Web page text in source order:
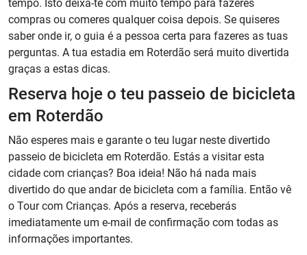
tempo. Isto deixa-te com muito tempo para fazeres
compras ou comeres qualquer coisa depois. Se quiseres
saber onde ir, o guia é a pessoa certa para fazeres as tuas
perguntas. A tua estadia em Roterdão será muito divertida
graças a estas dicas.
Reserva hoje o teu passeio de bicicleta
em Roterdão
Não esperes mais e garante o teu lugar neste divertido
passeio de bicicleta em Roterdão. Estás a visitar esta
cidade com crianças? Boa ideia! Não há nada mais
divertido do que andar de bicicleta com a família. Então vê
o Tour com Crianças. Após a reserva, receberás
imediatamente um e-mail de confirmação com todas as
informações importantes.